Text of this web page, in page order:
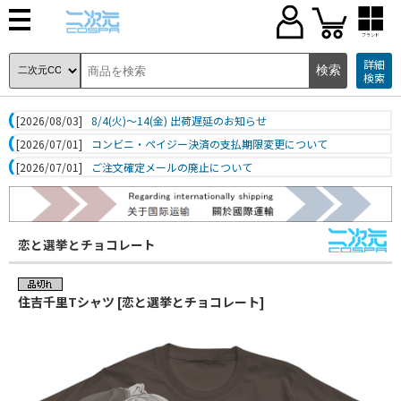
ブランド
詳細
検索
[2026/08/03]
8/4(火)～14(金) 出荷遅延のお知らせ
[2026/07/01]
コンビニ・ペイジー決済の支払期限変更について
[2026/07/01]
ご注文確定メールの廃止について
恋と選挙とチョコレート
住吉千里Tシャツ [恋と選挙とチョコレート]